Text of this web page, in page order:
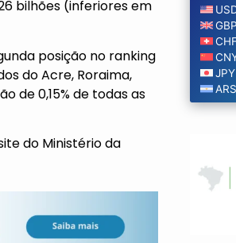
bilhões (inferiores em
posição no ranking
do Acre, Roraima,
de 0,15% de todas as
do Ministério da